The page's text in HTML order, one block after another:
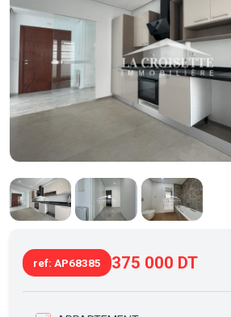
ref: AP68385 375 000 DT